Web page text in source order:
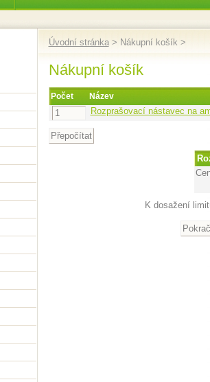
Úvodní stránka> Nákupní košík >
Nákupní košík
Počet Název
Rozprašovací nástavec na
K dosažení